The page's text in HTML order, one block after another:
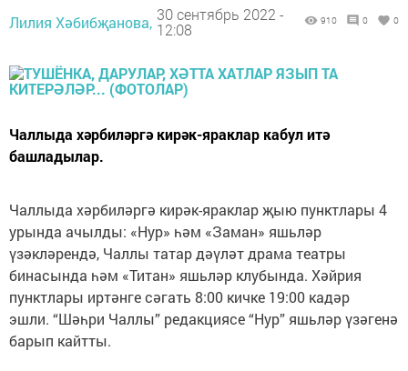
Лилия Хәбибҗанова, 30 сентябрь 2022 -
12:08
910 0 0
Чаллыда хәрбиләргә кирәк-яраклар кабул итә
башладылар.
Чаллыда хәрбиләргә кирәк-яраклар җыю пунктлары 4
урында ачылды: «Нур» һәм «Заман» яшьләр
үзәкләрендә, Чаллы татар дәүләт драма театры
бинасында һәм «Титан» яшьләр клубында. Хәйрия
пунктлары иртәнге сәгать 8:00 кичке 19:00 кадәр
эшли. “Шәһри Чаллы” редакциясе “Нур” яшьләр үзәгенә
барып кайтты.